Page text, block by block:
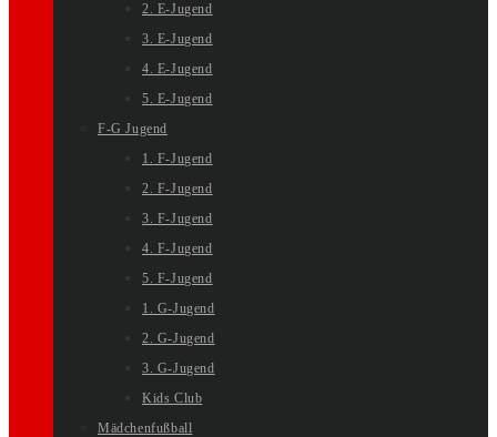
2. E-Jugend
3. E-Jugend
4. E-Jugend
5. E-Jugend
F-G Jugend
1. F-Jugend
2. F-Jugend
3. F-Jugend
4. F-Jugend
5. F-Jugend
1. G-Jugend
2. G-Jugend
3. G-Jugend
Kids Club
Mädchenfußball